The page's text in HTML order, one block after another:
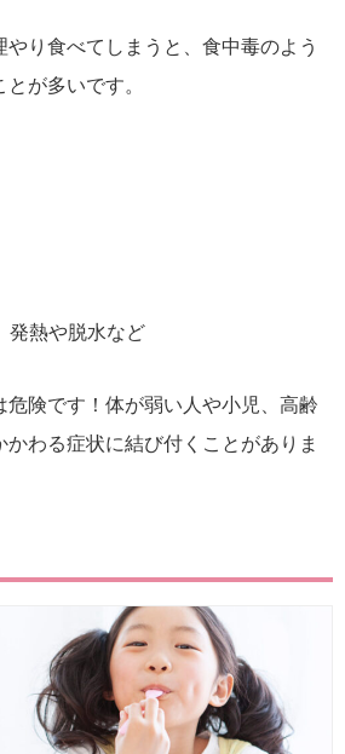
り食べてしまうと、食中毒のよう
が多いです。
発熱や脱水など
危険です！体が弱い人や小児、高齢
わる症状に結び付くことがありま